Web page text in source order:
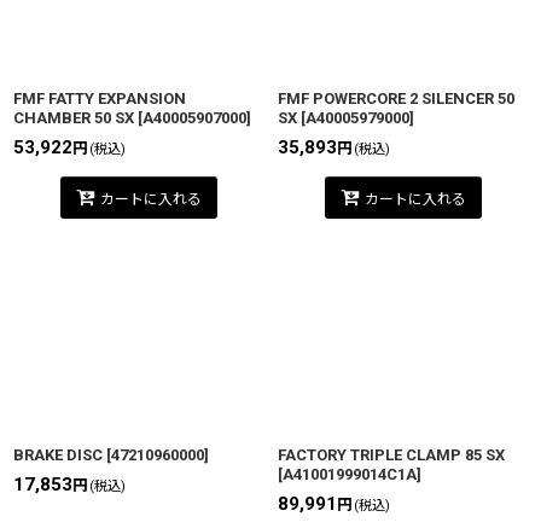
FMF FATTY EXPANSION
CHAMBER 50 SX [A40005907000]
53,922 円 (税込)
カートに入れる
FMF POWERCORE 2 SILENCER 50
SX [A40005979000]
35,893 円 (税込)
カートに入れる
BRAKE DISC [47210960000]
17,853 円 (税込)
FACTORY TRIPLE CLAMP 85 SX
[A41001999014C1A]
89,991 円 (税込)